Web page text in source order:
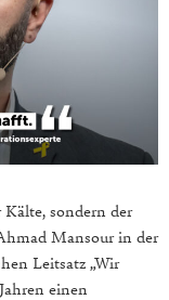
sondern der
Mansour in der
Leitsatz „Wir
einen